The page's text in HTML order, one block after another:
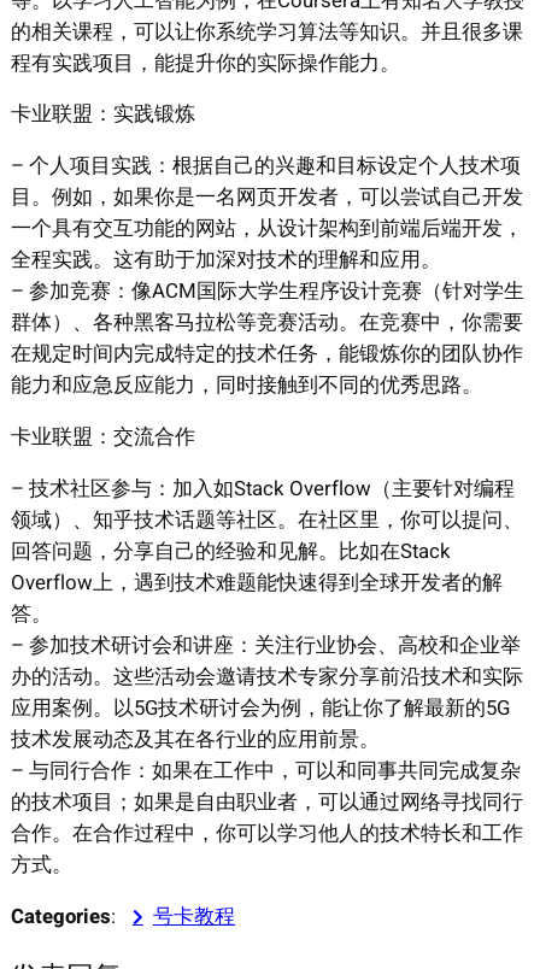
的相关课程，可以让你系统学习算法等知识。并且很多课
程有实践项目，能提升你的实际操作能力。
卡业联盟：实践锻炼
– 个人项目实践：根据自己的兴趣和目标设定个人技术项
目。例如，如果你是一名网页开发者，可以尝试自己开发
一个具有交互功能的网站，从设计架构到前端后端开发，
全程实践。这有助于加深对技术的理解和应用。
– 参加竞赛：像ACM国际大学生程序设计竞赛（针对学生
群体）、各种黑客马拉松等竞赛活动。在竞赛中，你需要
在规定时间内完成特定的技术任务，能锻炼你的团队协作
能力和应急反应能力，同时接触到不同的优秀思路。
卡业联盟：交流合作
– 技术社区参与：加入如Stack Overflow（主要针对编程
领域）、知乎技术话题等社区。在社区里，你可以提问、
回答问题，分享自己的经验和见解。比如在Stack
Overflow上，遇到技术难题能快速得到全球开发者的解
答。
– 参加技术研讨会和讲座：关注行业协会、高校和企业举
办的活动。这些活动会邀请技术专家分享前沿技术和实际
应用案例。以5G技术研讨会为例，能让你了解最新的5G
技术发展动态及其在各行业的应用前景。
– 与同行合作：如果在工作中，可以和同事共同完成复杂
的技术项目；如果是自由职业者，可以通过网络寻找同行
合作。在合作过程中，你可以学习他人的技术特长和工作
方式。
Categories: 号卡教程